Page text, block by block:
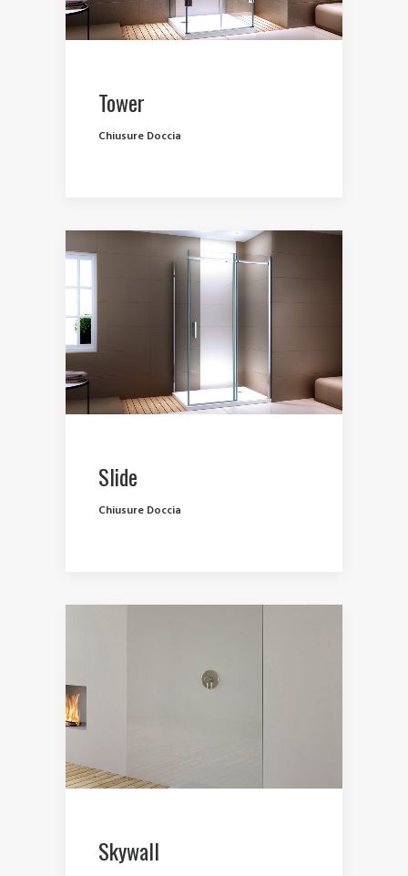
Tower
Chiusure Doccia
Slide
Chiusure Doccia
Skywall